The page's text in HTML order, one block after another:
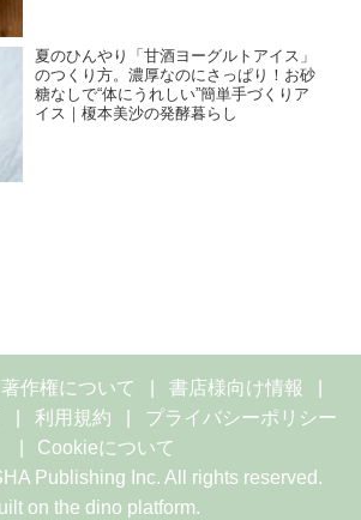
夏のひんやり「甘酒ヨーグルトアイス」
のつくり方。濃厚なのにさっぱり！お砂
糖なしで“体にうれしい”簡単手づくりア
イス｜榎本美沙の発酵暮らし
著作権について
書店様向け情報
利用規約
プライバシーポリシー
Cookieについて
Publishing Inc. All rights reserved.
on the dino platform.